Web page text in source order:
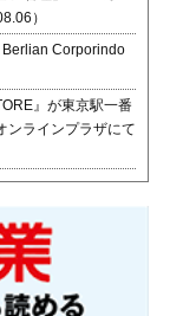
）
Berlian Corporindo
』が東京駅一番
ンラインプラザにて